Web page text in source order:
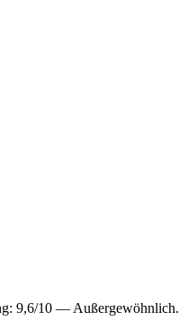
9,6/10 — Außergewöhnlich.